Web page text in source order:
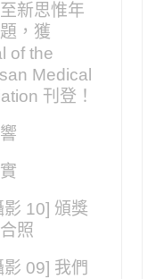
新思惟年
，獲
of the
Medical
刊登！
影 10] 頒獎
照
影 09] 我們